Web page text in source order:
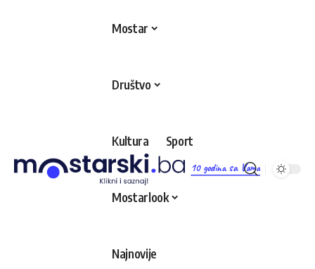
10 godina sa Vama
Mostar
Društvo
Kultura Sport
Mostarlook
Najnovije